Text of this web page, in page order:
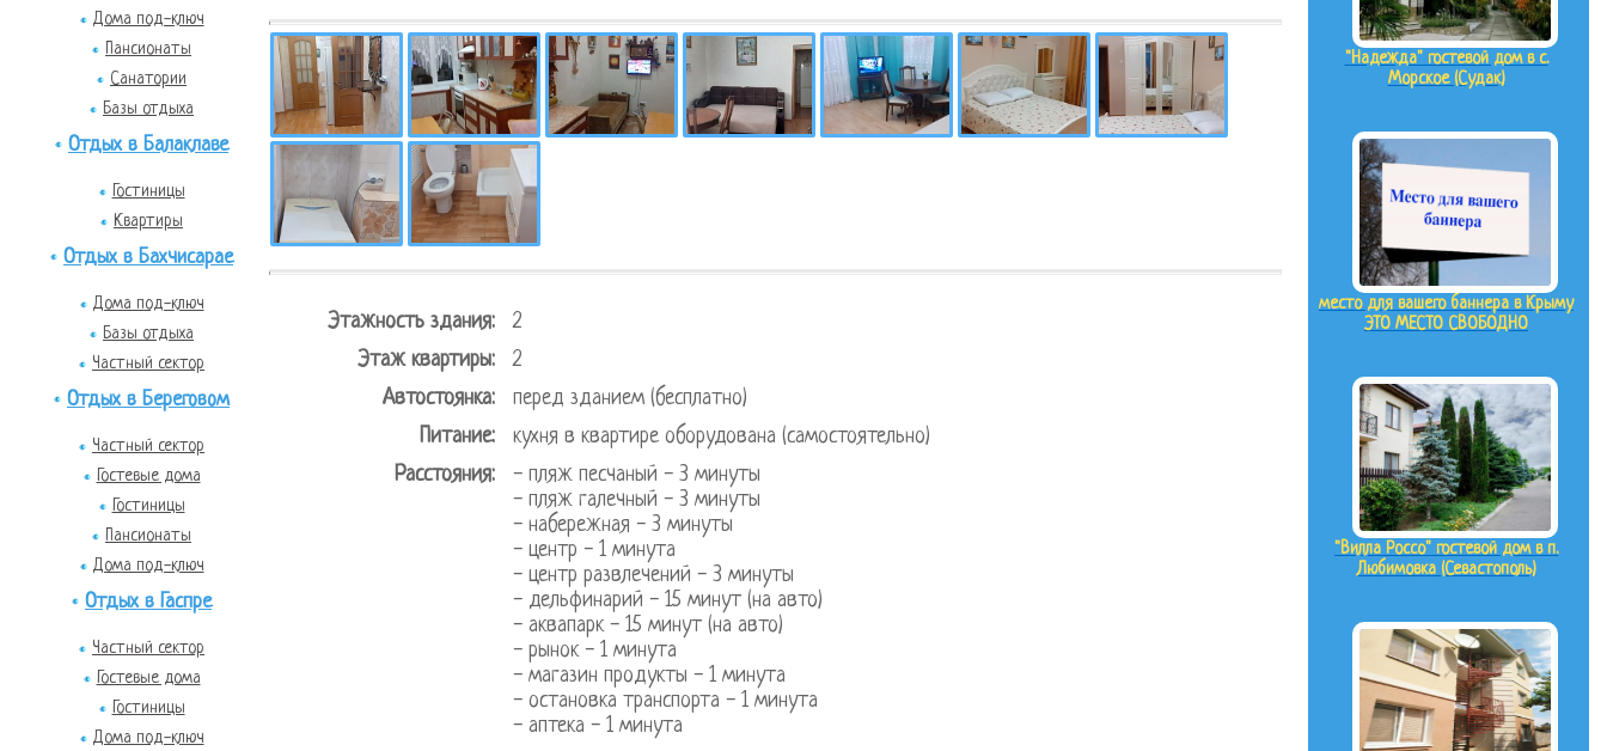
Дома под-ключ
Пансионаты
Санатории
Базы отдыха
Отдых в Балаклаве
Гостиницы
Квартиры
Отдых в Бахчисарае
Дома под-ключ
Базы отдыха
Частный сектор
Отдых в Береговом
Частный сектор
Гостевые дома
Гостиницы
Пансионаты
Дома под-ключ
Отдых в Гаспре
Частный сектор
Гостевые дома
Гостиницы
Дома под-ключ
Этажность здания:
2
Этаж квартиры:
2
Автостоянка:
перед зданием (бесплатно)
Питание:
кухня в квартире оборудована (самостоятельно)
Расстояния:
- пляж песчаный - 3 минуты
- пляж галечный - 3 минуты
- набережная - 3 минуты
- центр - 1 минута
- центр развлечений - 3 минуты
- дельфинарий - 15 минут (на авто)
- аквапарк - 15 минут (на авто)
- рынок - 1 минута
- магазин продукты - 1 минута
- остановка транспорта - 1 минута
- аптека - 1 минута
"Надежда" гостевой дом в с.
Морское (Судак)
место для вашего баннера в Крыму
ЭТО МЕСТО СВОБОДНО
"Вилла Россо" гостевой дом в п.
Любимовка (Севастополь)